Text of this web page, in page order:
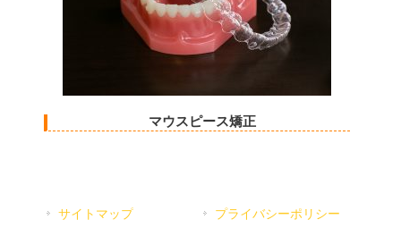
マウスピース矯正
サイトマップ プライバシーポリシー